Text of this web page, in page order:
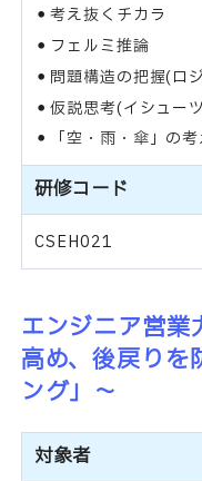
考え抜くチカラ
フェルミ推論
問題構造の把握(ロ
仮説思考(イシュー
「空・雨・傘」の考
研修コード
CSEH021
エンジニア営業
高め、後戻りを
ング」～
対象者